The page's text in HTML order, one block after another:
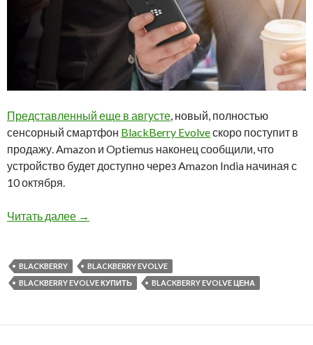
Представленный еще в августе, новый, полностью
сенсорный смартфон BlackBerry Evolveскоро поступит в
продажу. Amazon и Optiemus наконец сообщили, что
устройство будет доступно через Amazon India начиная с
10 октября.
Читать далее BlackBerry Evolve поступит в продажу в
→
BLACKBERRY
BLACKBERRY EVOLVE
BLACKBERRY EVOLVE КУПИТЬ
BLACKBERRY EVOLVE ЦЕНА